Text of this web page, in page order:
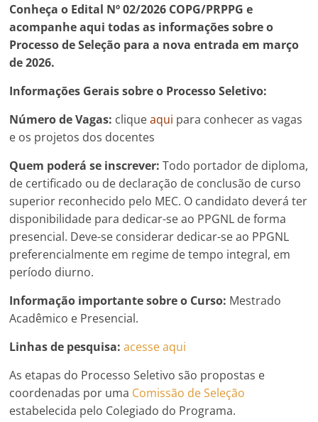
Conheça o Edital Nº 02/2026 COPG/PRPPG e
acompanhe aqui todas as informações sobre o
Processo de Seleção para a nova entrada em março
de 2026.
Informações Gerais sobre o Processo Seletivo:
Número de Vagas: cliqueaqui para conhecer as vagas
e os projetos dos docentes
Quem poderá se inscrever: Todo portador de diploma,
de certificado ou de declaração de conclusão de curso
superior reconhecido pelo MEC. O candidato deverá ter
disponibilidade para dedicar-se ao PPGNL de forma
presencial. Deve-se considerar dedicar-se ao PPGNL
preferencialmente em regime de tempo integral, em
período diurno.
Informação importante sobre o Curso: Mestrado
Acadêmico e Presencial.
Linhas de pesquisa: acesse aqui
As etapas do Processo Seletivo são propostas e
coordenadas por uma Comissão de Seleção
estabelecida pelo Colegiado do Programa.